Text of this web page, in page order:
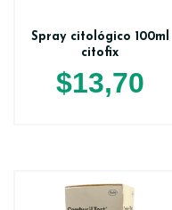
Spray citológico 100ml
citofix
$13,70